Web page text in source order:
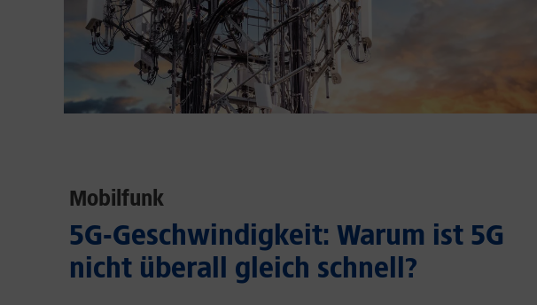
Mobilfunk
5G-Geschwindigkeit: Warum ist 5G
nicht überall gleich schnell?